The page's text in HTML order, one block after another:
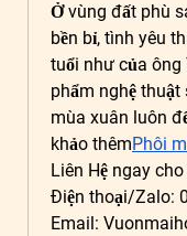
Ở vùng đất phù
bền bỉ, tình yêu
tuổi như của ông
phẩm nghệ
mùa xuân luôn
khảo thêmPhôi
Liên Hệ ngay
Điện thoại/Zalo:
Email: